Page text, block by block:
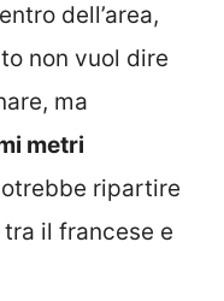
dell’area,
non vuol dire
ma
metri
ripartire
il francese e